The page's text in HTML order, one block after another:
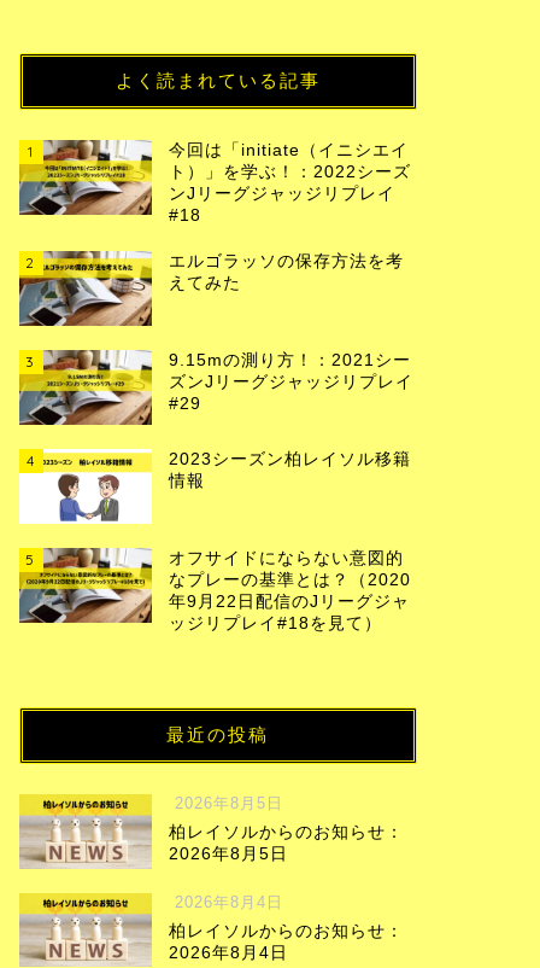
よく読まれている記事
1
今回は「initiate（イニシエイ
ト）」を学ぶ！：2022シーズ
ンJリーグジャッジリプレイ
#18
2
エルゴラッソの保存方法を考
えてみた
3
9.15mの測り方！：2021シー
ズンJリーグジャッジリプレイ
#29
4
2023シーズン柏レイソル移籍
情報
5
オフサイドにならない意図的
なプレーの基準とは？（2020
年9月22日配信のJリーグジャ
ッジリプレイ#18を見て）
最近の投稿
2026年8月5日
柏レイソルからのお知らせ：
2026年8月5日
2026年8月4日
柏レイソルからのお知らせ：
2026年8月4日